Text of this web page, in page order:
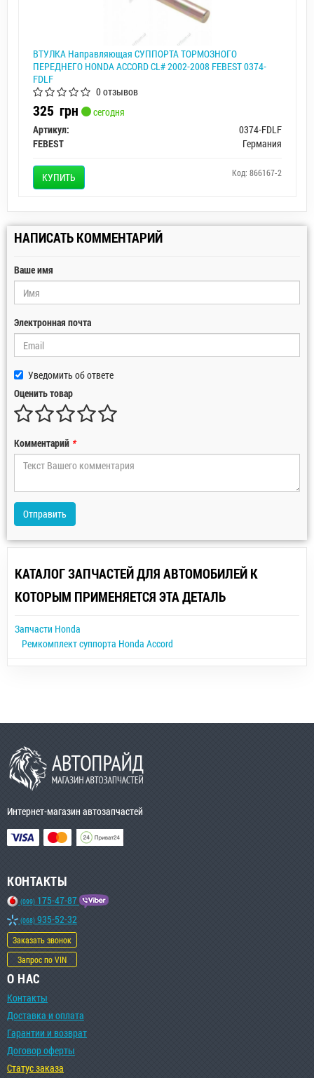
ВТУЛКА Направляющая СУППОРТА ТОРМОЗНОГО
ПЕРЕДНЕГО HONDA ACCORD CL# 2002-2008 FEBEST 0374-
FDLF
0 отзывов
325 грн
сегодня
Артикул:
0374-FDLF
FEBEST
Германия
КУПИТЬ Код: 866167-2
НАПИСАТЬ КОММЕНТАРИЙ
Ваше имя
Электронная почта
Уведомить об ответе
Оценить товар
Комментарий *
Отправить
КАТАЛОГ ЗАПЧАСТЕЙ ДЛЯ АВТОМОБИЛЕЙ К
КОТОРЫМ ПРИМЕНЯЕТСЯ ЭТА ДЕТАЛЬ
Запчасти Honda
Ремкомплект суппорта Honda Accord
Интернет-магазин автозапчастей
КОНТАКТЫ
(099) 175-47-87
(068) 935-52-32
Заказать звонок
Запрос по VIN
О НАС
Контакты
Доставка и оплата
Гарантии и возврат
Договор оферты
Статус заказа